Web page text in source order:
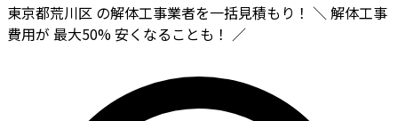
東京都荒川区 の解体工事業者を一括見積もり！ ＼ 解体工事
費用が 最大50%安くなることも！ ／